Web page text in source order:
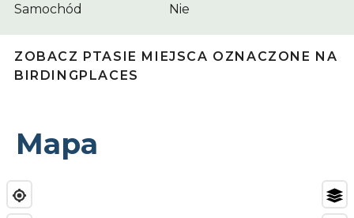
Samochód
Nie
ZOBACZ PTASIE MIEJSCA OZNACZONE NA
BIRDINGPLACES
Mapa